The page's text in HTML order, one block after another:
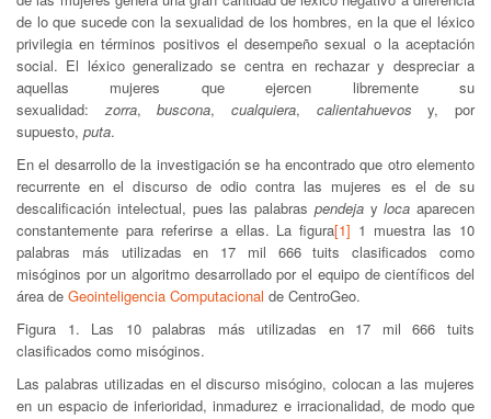
de lo que sucede con la sexualidad de los hombres, en la que el léxico
privilegia en términos positivos el desempeño sexual o la aceptación
social. El léxico generalizado se centra en rechazar y despreciar a
aquellas mujeres que ejercen libremente su
sexualidad: zorra,buscona,cualquiera, calientahuevos y, por
supuesto, puta.
En el desarrollo de la investigación se ha encontrado que otro elemento
recurrente en el discurso de odio contra las mujeres es el de su
descalificación intelectual, pues las palabras pendejayloca aparecen
constantemente para referirse a ellas. La figura[1] 1 muestra las 10
palabras más utilizadas en 17 mil 666 tuits clasificados como
misóginos por un algoritmo desarrollado por el equipo de científicos del
área de Geointeligencia Computacional de CentroGeo.
Figura 1. Las 10 palabras más utilizadas en 17 mil 666 tuits
clasificados como misóginos.
Las palabras utilizadas en el discurso misógino, colocan a las mujeres
en un espacio de inferioridad, inmadurez e irracionalidad, de modo que